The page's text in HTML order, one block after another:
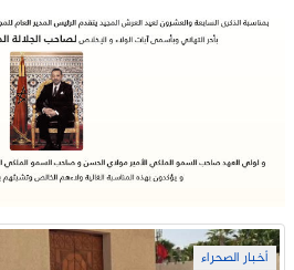
أخبار الصحراء